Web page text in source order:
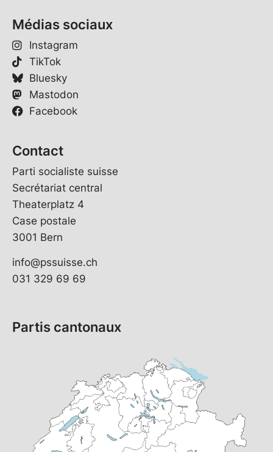
Médias sociaux
Instagram
TikTok
Bluesky
Mastodon
Facebook
Contact
Parti socialiste suisse
Secrétariat central
Theaterplatz 4
Case postale
3001 Bern
info@pssuisse.ch
031 329 69 69
Partis cantonaux